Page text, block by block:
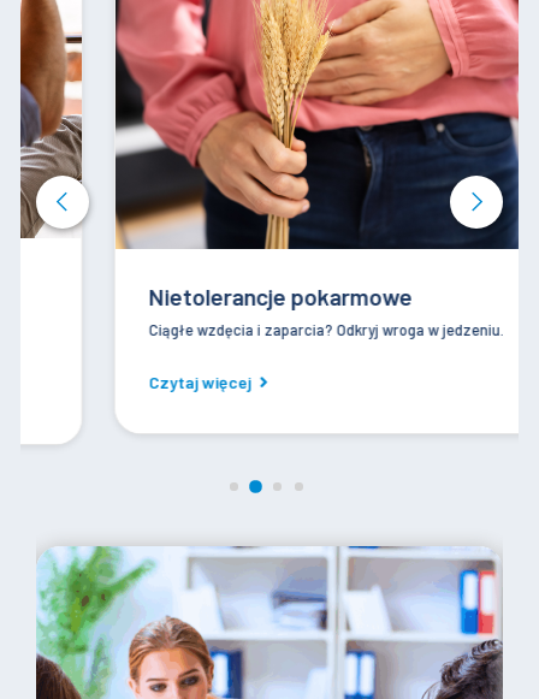
Nietolerancje pokarmowe
Ciągłe wzdęcia i zaparcia? Odkryj wroga w jedzeniu.
Czytaj więcej